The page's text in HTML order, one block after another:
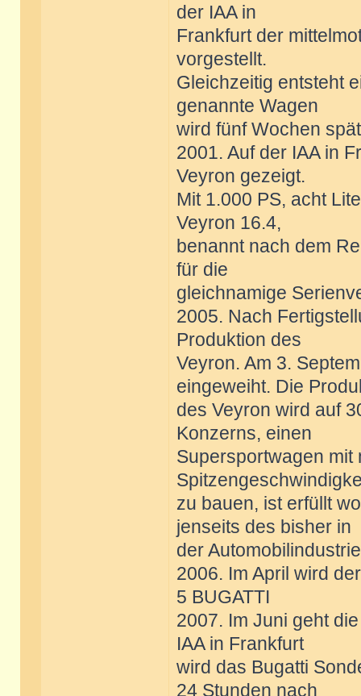
der IAA in
Frankfurt der
vorgestellt.
Gleichzeitig entsteht
genannte Wagen
wird fünf Wochen
2001. Auf der IAA in
Veyron gezeigt.
Mit 1.000 PS, acht
Veyron 16.4,
benannt nach dem
für die
gleichnamige
2005. Nach
Produktion des
Veyron. Am 3.
eingeweiht. Die
des Veyron wird auf
Konzerns, einen
Supersportwagen mit
zu bauen, ist erfüllt
jenseits des bisher in
der
2006. Im April wird
5 BUGATTI
2007. Im Juni geht
IAA in Frankfurt
wird das Bugatti
24 Stunden nach